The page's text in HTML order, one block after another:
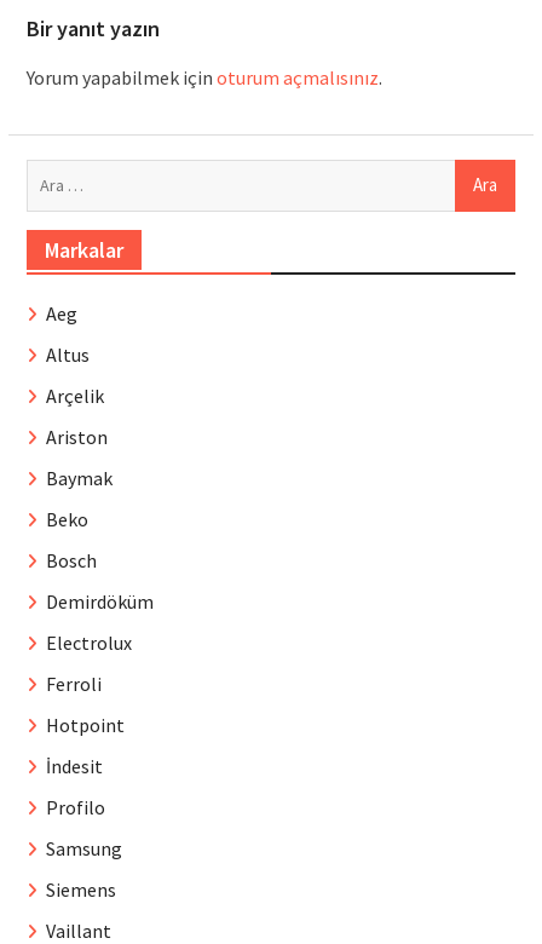
Bir yanıt yazın
Yorum yapabilmek için oturum açmalısınız.
Markalar
Aeg
Altus
Arçelik
Ariston
Baymak
Beko
Bosch
Demirdöküm
Electrolux
Ferroli
Hotpoint
İndesit
Profilo
Samsung
Siemens
Vaillant